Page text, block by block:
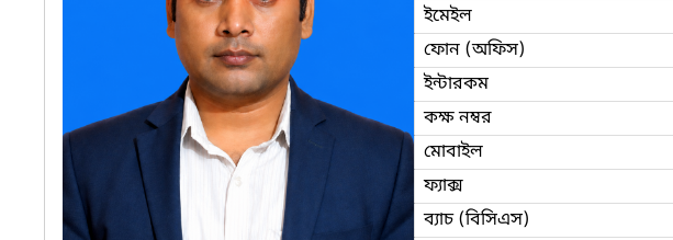
ইমেইল
ফোন (অফিস)
ইন্টারকম
কক্ষ নম্বর
মোবাইল
ফ্যাক্স
ব্যাচ (বিসিএস)